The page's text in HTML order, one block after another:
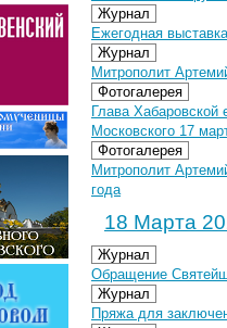
Журнал
Ежегодная
Журнал
Митрополит
Фотогалерея
Глава Хабаровской
Московского 17
Фотогалерея
Митрополит
года
18 Марта
Журнал
Обращение
Журнал
Пряжа для